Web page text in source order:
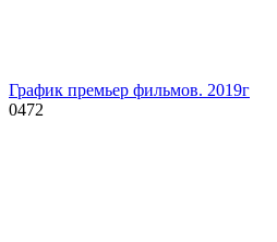
График премьер фильмов. 2019г
0472